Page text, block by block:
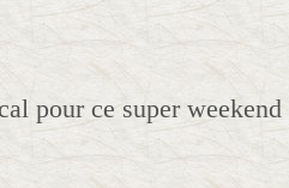
pour ce super